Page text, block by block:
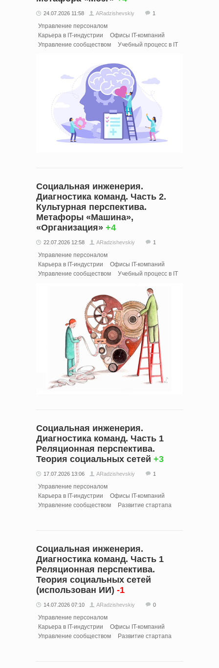
24.07.2026 11:58 ARadzishevskiy 1
Управление персоналом
Карьера в IT-индустрии
Офисы IT-компаний
Управление сообществом
Учебный процесс в IT
Социальная инженерия.
Диагностика команд. Часть 2.
Культурная перспектива.
Метафоры «Машина»,
«Организация» +4
22.07.2026 12:58 ARadzishevskiy 1
Управление персоналом
Карьера в IT-индустрии
Офисы IT-компаний
Управление сообществом
Учебный процесс в IT
Социальная инженерия.
Диагностика команд. Часть 1
Реляционная перспектива.
Теория социальных сетей +3
17.07.2026 13:06 ARadzishevskiy 1
Управление персоналом
Карьера в IT-индустрии
Офисы IT-компаний
Управление сообществом
Развитие стартапа
Социальная инженерия.
Диагностика команд. Часть 1
Реляционная перспектива.
Теория социальных сетей
(использован ИИ) -1
14.07.2026 07:10 ARadzishevskiy 0
Управление персоналом
Карьера в IT-индустрии
Офисы IT-компаний
Управление сообществом
Развитие стартапа